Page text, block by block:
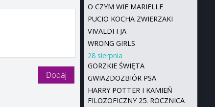
O CZYM WIE MARIELLE
PUCIO KOCHA ZWIERZAKI
VIVALDI I JA
WRONG GIRLS
28 sierpnia
GORZKIE ŚWIĘTA
GWIAZDOZBIÓR PSA
HARRY POTTER I KAMIEŃ
FILOZOFICZNY 25. ROCZNICA